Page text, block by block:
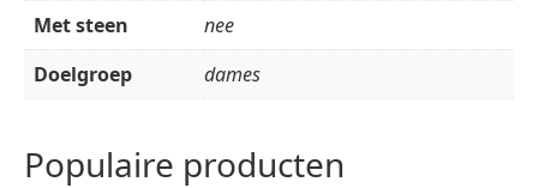
Met steen
nee
Doelgroep
dames
Populaire producten